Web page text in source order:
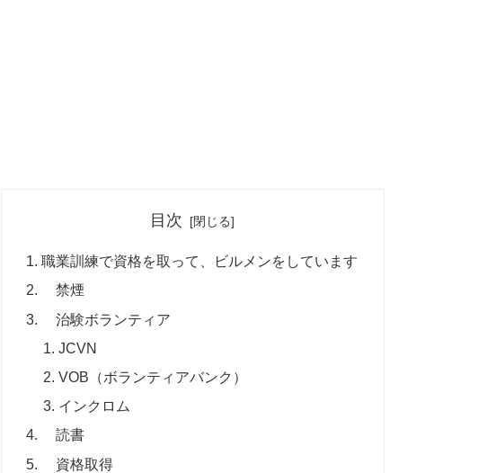
目次
職業訓練で資格を取って、ビルメンをしています
禁煙
治験ボランティア
JCVN
VOB（ボランティアバンク）
インクロム
読書
資格取得